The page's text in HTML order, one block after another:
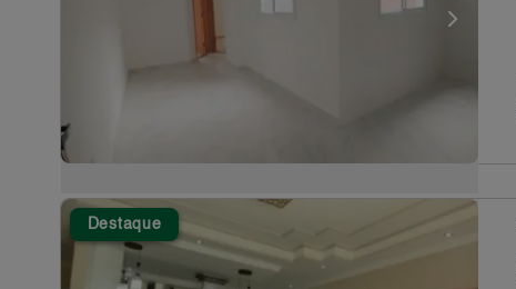
Destaque